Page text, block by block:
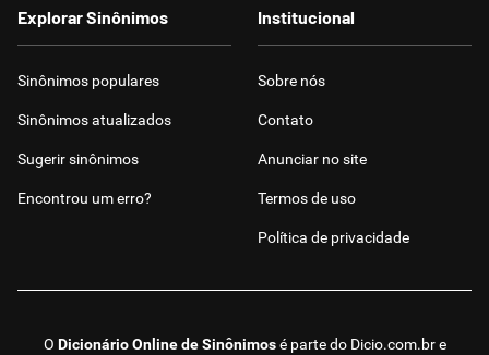
O Dicionário Online de Sinônimosé parte do Dicio.com.bre
Explorar Sinônimos
Sinônimos populares
Sinônimos atualizados
Sugerir sinônimos
Encontrou um erro?
Institucional
Sobre nós
Contato
Anunciar no site
Termos de uso
Política de privacidade